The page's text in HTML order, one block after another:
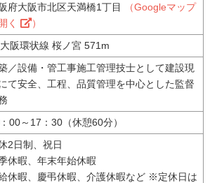
府大阪市北区天満橋1丁目
（Googleマップ
く
）
阪環状線 桜ノ宮 571m
／設備・管工事施工管理技士として建設現
て安全、工程、品質管理を中心とした監督
00～17：30（休憩60分）
2日制、祝日
休暇、年末年始休暇
休暇、慶弔休暇、介護休暇など ※定休日は